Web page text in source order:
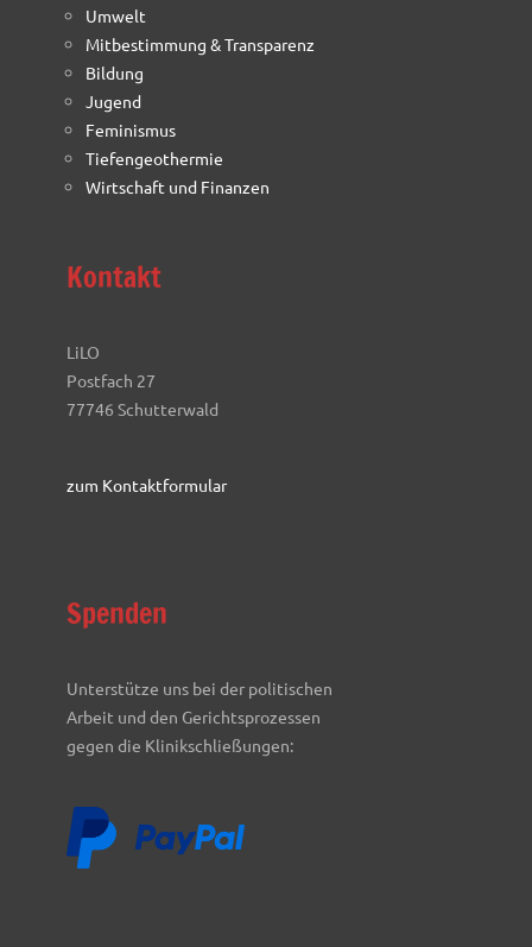
Umwelt
Mitbestimmung & Transparenz
Bildung
Jugend
Feminismus
Tiefengeothermie
Wirtschaft und Finanzen
Kontakt
LiLO
Postfach 27
77746 Schutterwald
zum Kontaktformular
Spenden
Unterstütze uns bei der politischen
Arbeit und den Gerichtsprozessen
gegen die Klinikschließungen: